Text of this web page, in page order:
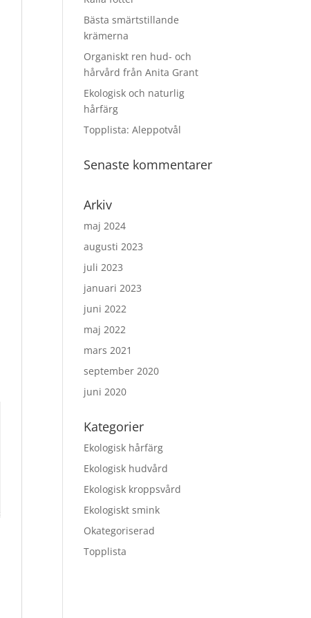
Bästa smärtstillande
krämerna
Organiskt ren hud- och
hårvård från Anita Grant
Ekologisk och naturlig
hårfärg
Topplista: Aleppotvål
Senaste kommentarer
Arkiv
maj 2024
augusti 2023
juli 2023
januari 2023
juni 2022
maj 2022
mars 2021
september 2020
juni 2020
Kategorier
Ekologisk hårfärg
Ekologisk hudvård
Ekologisk kroppsvård
Ekologiskt smink
Okategoriserad
Topplista